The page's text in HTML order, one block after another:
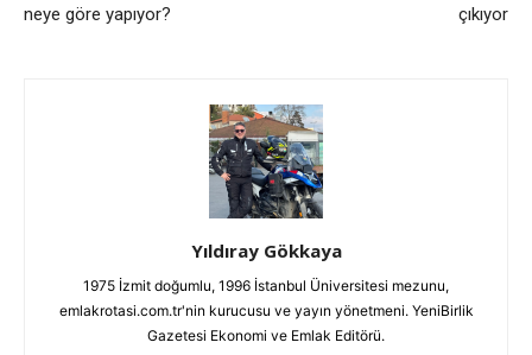
neye göre yapıyor?
çıkıyor
Yıldıray Gökkaya
1975 İzmit doğumlu, 1996 İstanbul Üniversitesi mezunu,
emlakrotasi.com.tr'nin kurucusu ve yayın yönetmeni. YeniBirlik
Gazetesi Ekonomi ve Emlak Editörü.